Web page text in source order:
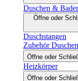
Duschen &
Öffne oder
Duschstangen
Zubehör
Öffne oder
Heizkörper
Öffne oder